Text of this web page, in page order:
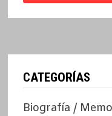
CATEGORÍAS
Biografía /